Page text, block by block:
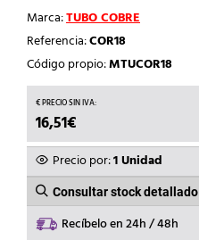
Marca:TUBO COBRE
Referencia:COR18
Código propio:MTUCOR18
16,51€
Precio por:1 Unidad
Consultar stock detallado
Recíbelo en 24h / 48h